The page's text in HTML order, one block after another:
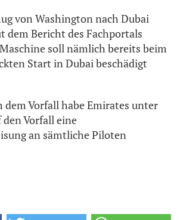
von Washington nach Dubai
dem Bericht des Fachportals
soll nämlich bereits beim
Start in Dubai beschädigt
dem Vorfall habe Emirates unter
Vorfall eine
an sämtliche Piloten